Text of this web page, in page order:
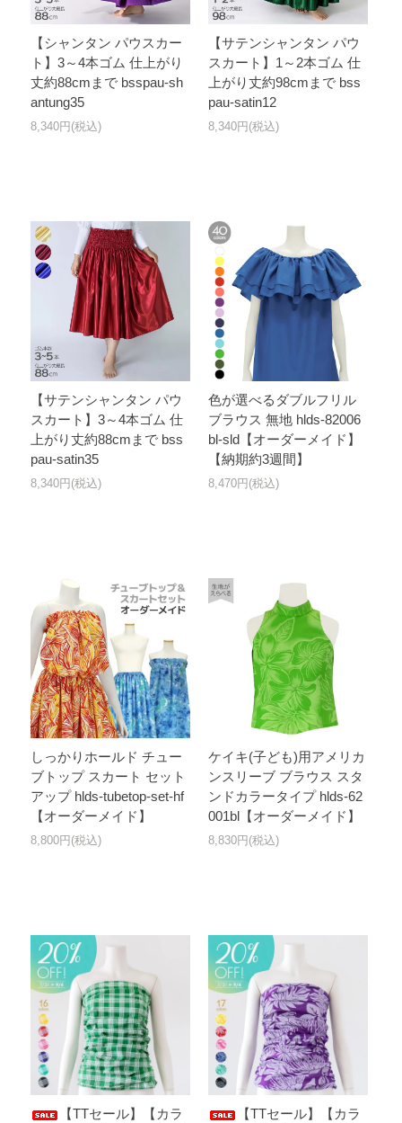
【シャンタン パウスカー
ト】3～4本ゴム 仕上がり
丈約88cmまで bsspau-sh
antung35
8,340円(税込)
【サテンシャンタン パウ
スカート】1～2本ゴム 仕
上がり丈約98cmまで bss
pau-satin12
8,340円(税込)
【サテンシャンタン パウ
スカート】3～4本ゴム 仕
上がり丈約88cmまで bss
pau-satin35
8,340円(税込)
色が選べるダブルフリル
ブラウス 無地 hlds-82006
bl-sld【オーダーメイド】
【納期約3週間】
8,470円(税込)
しっかりホールド チュー
ブトップ スカート セット
アップ hlds-tubetop-set-hf
【オーダーメイド】
8,800円(税込)
ケイキ(子ども)用アメリカ
ンスリーブ ブラウス スタ
ンドカラータイプ hlds-62
001bl【オーダーメイド】
8,830円(税込)
【TTセール】【カラ
【TTセール】【カラ